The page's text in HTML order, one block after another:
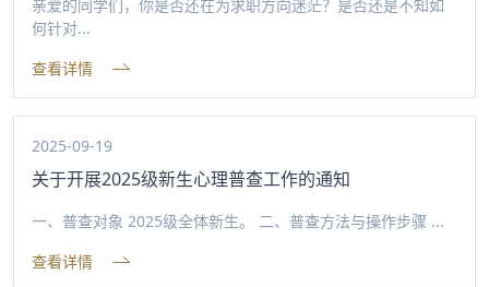
亲爱的同学们，你是否还在为求职方向迷茫？是否还是不知如
何针对...
查看详情
2025-09-19
关于开展2025级新生心理普查工作的通知
一、普查对象 2025级全体新生。 二、普查方法与操作步骤 ...
查看详情